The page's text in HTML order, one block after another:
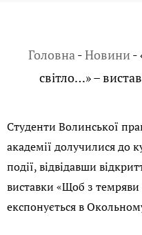
Головна-Новини-
світло…» –
Студенти Волинської
академії долучилися до
події, відвідавши
виставки «Щоб з темряви
експонується в